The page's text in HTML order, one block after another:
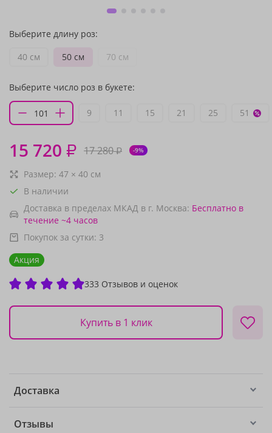
Выберите длину роз:
40 см
50 см 70 см
Выберите число роз в букете:
9 11 15 21 25 51
15 720 ₽ 17 280₽ -9%
Размер: 47 × 40 см
В наличии
Доставка в пределах МКАД в г. Москва: Бесплатно в
течение ~4 часов
Покупок за сутки: 3
Акция
333 Отзывов и оценок
Купить в 1 клик
Доставка
Отзывы